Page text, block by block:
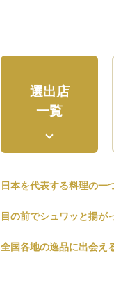
選出店
一覧
日本を代表する料理の一
目の前でシュワッと揚が
全国各地の逸品に出会え